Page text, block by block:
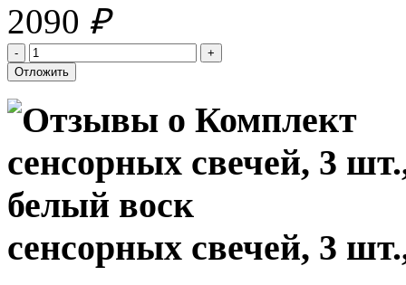
2090 ₽
сенсорных свечей, 3